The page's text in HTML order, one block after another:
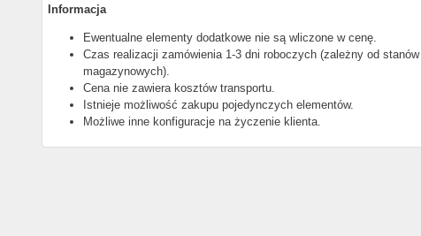
Informacja
Ewentualne elementy dodatkowe nie są wliczone w cenę.
Czas realizacji zamówienia 1-3 dni roboczych (zależny od stanów
magazynowych).
Cena nie zawiera kosztów transportu.
Istnieje możliwość zakupu pojedynczych elementów.
Możliwe inne konfiguracje na życzenie klienta.